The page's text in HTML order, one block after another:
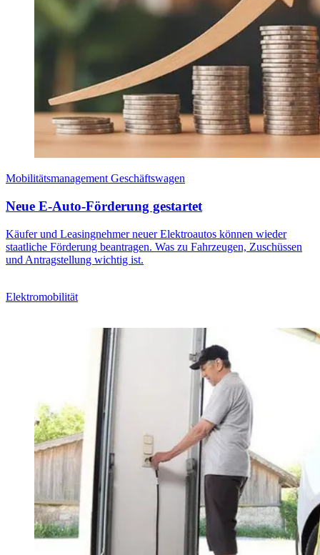
Mobilitätsmanagement Geschäftswagen
Neue E-Auto-Förderung gestartet
Käufer und Leasingnehmer neuer Elektroautos können wieder
staatliche Förderung beantragen. Was zu Fahrzeugen, Zuschüssen
und Antragstellung wichtig ist.
Elektromobilität